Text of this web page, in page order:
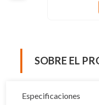
SOBRE EL
Especificaciones